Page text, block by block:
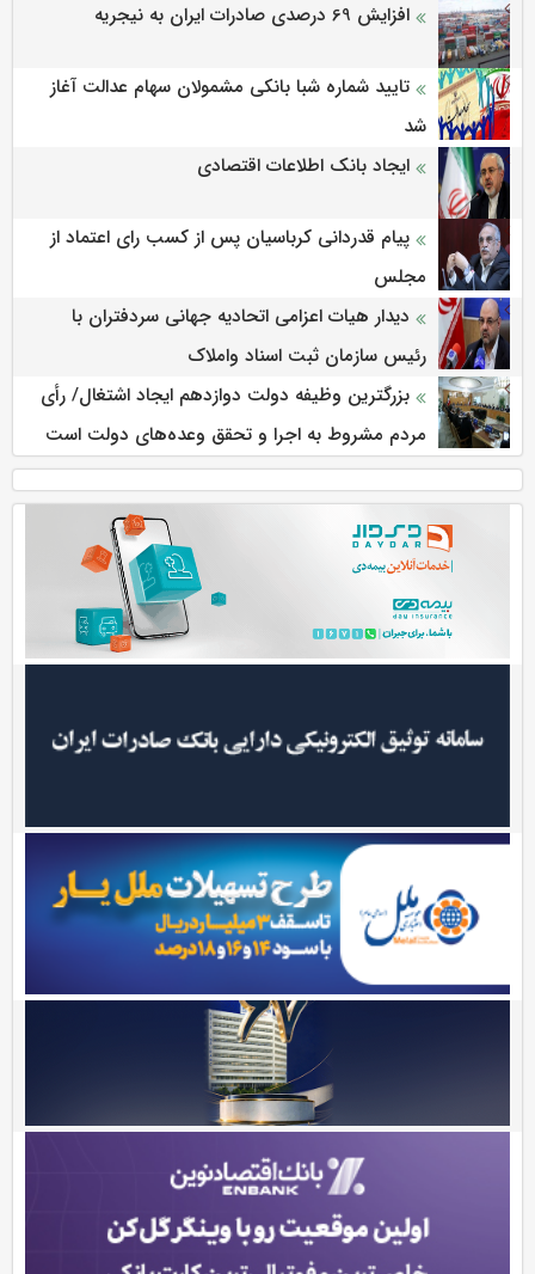
افزایش 69 درصدی صادرات ایران به نیجریه
تایید شماره شبا بانکی مشمولان سهام عدالت آغاز
شد
ایجاد بانک اطلاعات اقتصادی
پیام قدردانی کرباسیان پس از کسب رای اعتماد از
مجلس
دیدار هیات اعزامی اتحادیه جهانی سردفتران با
رئیس سازمان ثبت اسناد واملاک
بزرگترین وظیفه دولت دوازدهم ایجاد اشتغال/ رأی
مردم مشروط به اجرا و تحقق وعده‌های دولت است